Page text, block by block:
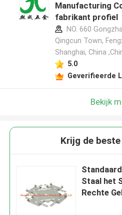
Manufacturing
fabrikant profiel
NO. 660
Qingcun Town,
Shanghai, China
5.0
Geverifieerde
Bekijk
Krijg de
Staal het
Rechte